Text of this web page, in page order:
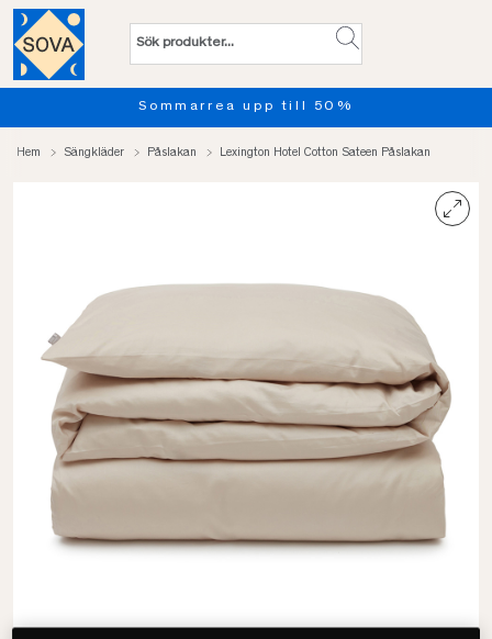
Sommarrea upp till 50%
Hem Sängkläder Påslakan Lexington Hotel Cotton Sateen Påslakan